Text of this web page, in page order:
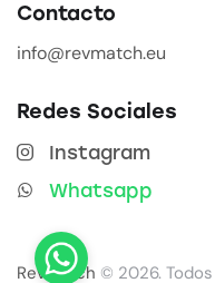
Contacto
info@revmatch.eu
Redes Sociales
Instagram
Whatsapp
Revmatch © 2026.